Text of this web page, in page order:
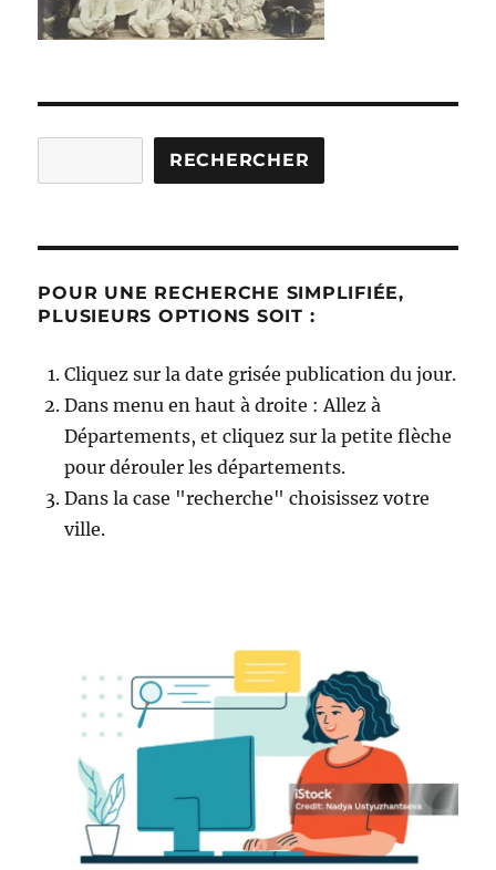
RECHERCHER
POUR UNE RECHERCHE SIMPLIFIÉE,
PLUSIEURS OPTIONS SOIT :
Cliquez sur la date grisée publication du jour.
Dans menu en haut à droite : Allez à
Départements, et cliquez sur la petite flèche
pour dérouler les départements.
Dans la case "recherche" choisissez votre
ville.